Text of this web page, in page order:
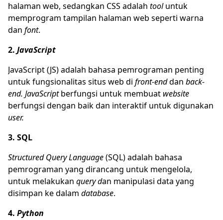
halaman web, sedangkan CSS adalah tooluntuk
memprogram tampilan halaman web seperti warna
dan font.
2. JavaScript
JavaScript (JS) adalah bahasa pemrograman penting
untuk fungsionalitas situs web di front-enddan back-
end. JavaScriptberfungsi untuk membuat website
berfungsi dengan baik dan interaktif untuk digunakan
user.
3. SQL
Structured Query Language(SQL) adalah bahasa
pemrograman yang dirancang untuk mengelola,
untuk melakukan query dan manipulasi data yang
disimpan ke dalam database.
4. Python